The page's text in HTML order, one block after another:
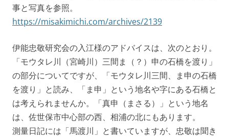
事と写真を参照。
https://misakimichi.com/archives/2139
伊能忠敬研究会の入江様のアドバイスは、次のとおり。
「モウタレ川（宮崎川）三間ま（？）申の石橋を渡り」
の部分についてですが、「モウタレ川三間、ま申の石橋
を渡り」と読み、「ま申」という地名や字にある石橋と
は考えられませんか。「真申（まさる）」という地名
は、佐世保市中心部の西、相浦の北にもあります。
測量日記には「馬渡川」と書いていますが、忠敬は聞き